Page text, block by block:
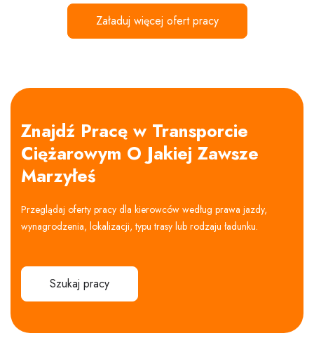
Załaduj więcej ofert pracy
Znajdź Pracę w Transporcie
Ciężarowym O Jakiej Zawsze
Marzyłeś
Przeglądaj oferty pracy dla kierowców według prawa jazdy,
wynagrodzenia, lokalizacji, typu trasy lub rodzaju ładunku.
Szukaj pracy